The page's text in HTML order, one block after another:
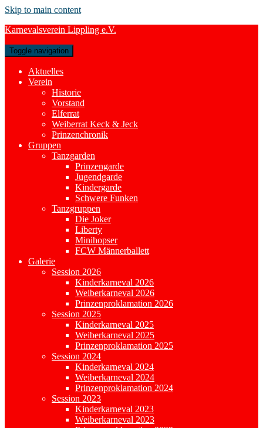
Skip to main content
Karnevalsverein Lippling e.V.
Toggle navigation
Aktuelles
Verein
Historie
Vorstand
Elferrat
Weiberrat Keck & Jeck
Prinzenchronik
Gruppen
Tanzgarden
Prinzengarde
Jugendgarde
Kindergarde
Schwere Funken
Tanzgruppen
Die Joker
Liberty
Minihopser
FCW Männerballett
Galerie
Session 2026
Kinderkarneval 2026
Weiberkarneval 2026
Prinzenproklamation 2026
Session 2025
Kinderkarneval 2025
Weiberkarneval 2025
Prinzenproklamation 2025
Session 2024
Kinderkarneval 2024
Weiberkarneval 2024
Prinzenproklamation 2024
Session 2023
Kinderkarneval 2023
Weiberkarneval 2023